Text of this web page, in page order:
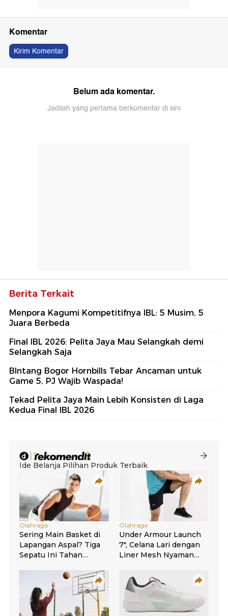
Komentar
Kirim Komentar
Belum ada komentar.
Jadilah yang pertama berkomentar di sini
Berita Terkait
Menpora Kagumi Kompetitifnya IBL: 5 Musim, 5
Juara Berbeda
Final IBL 2026: Pelita Jaya Mau Selangkah demi
Selangkah Saja
BIntang Bogor Hornbills Tebar Ancaman untuk
Game 5, PJ Wajib Waspada!
Tekad Pelita Jaya Main Lebih Konsisten di Laga
Kedua Final IBL 2026